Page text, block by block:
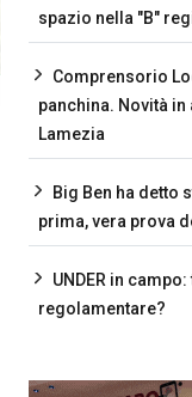
spazio nella "B"
Comprensorio
panchina. Novità
Lamezia
Big Ben ha detto
prima, vera prova
UNDER in
regolamentare?